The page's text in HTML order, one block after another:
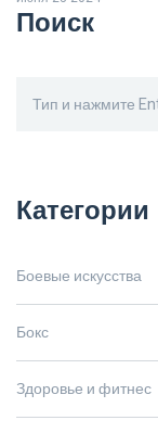
уделяется
Поиск
Категории
Боевые искусства
Бокс
Здоровье и фитнес